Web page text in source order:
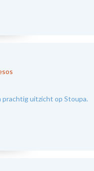
prachtig uitzicht op Stoupa.